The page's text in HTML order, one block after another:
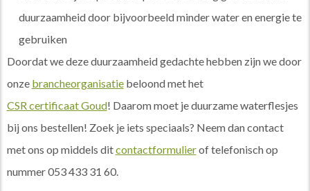
duurzaamheid door bijvoorbeeld minder water en energie te
gebruiken
Doordat we deze duurzaamheid gedachte hebben zijn we door
onze brancheorganisatiebeloond met het
CSR certificaat Goud! Daarom moet je duurzame waterflesjes
bij ons bestellen! Zoek je iets speciaals? Neem dan contact
met ons op middels ditcontactformulierof telefonisch op
nummer 053 433 31 60.